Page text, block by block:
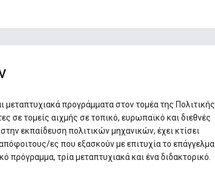
προγράμματα στον τομέα της Πολιτικής
σε τομείς αιχμής σε τοπικό, ευρωπαϊκό και διεθνές
εκπαίδευση πολιτικών μηχανικών, έχει κτίσει
ες που εξασκούν με επιτυχία το επάγγελμα
πρόγραμμα, τρία μεταπτυχιακά και ένα διδακτορικό.